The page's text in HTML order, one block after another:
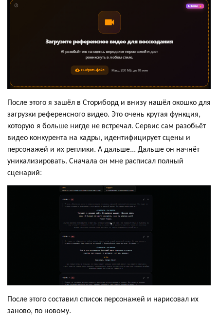
После этого я зашёл в Сториборд и внизу нашёл окошко для
загрузки референсного видео. Это очень крутая функция,
которую я больше нигде не встречал. Сервис сам разобьёт
видео конкурента на кадры, идентифицирует сцены и
персонажей и их реплики. А дальше... Дальше он начнёт
уникализировать. Сначала он мне расписал полный
сценарий:
После этого составил список персонажей и нарисовал их
заново, по новому.